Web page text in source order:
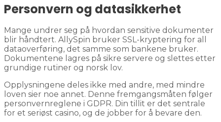
Personvern og datasikkerhet
Mange undrer seg på hvordan sensitive dokumenter
blir håndtert. AllySpin bruker SSL-kryptering for all
dataoverføring, det samme som bankene bruker.
Dokumentene lagres på sikre servere og slettes etter
grundige rutiner og norsk lov.
Opplysningene deles ikke med andre, med mindre
loven sier noe annet. Denne fremgangsmåten følger
personvernreglene i GDPR. Din tillit er det sentrale
for et seriøst casino, og de jobber for å bevare den.